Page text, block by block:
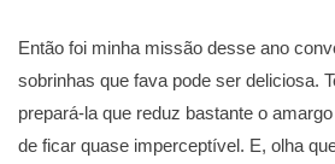
Então foi minha missão desse ano
sobrinhas que fava pode ser deliciosa.
prepará-la que reduz bastante o
de ficar quase imperceptível. E, olha